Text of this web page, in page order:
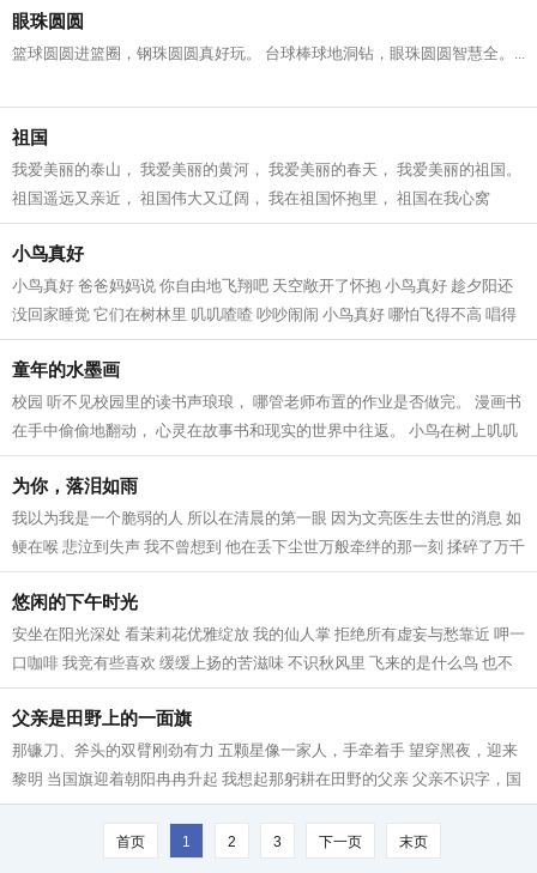
眼珠圆圆
篮球圆圆进篮圈，钢珠圆圆真好玩。 台球棒球地洞钻，眼珠圆圆智慧全。...
祖国
我爱美丽的泰山， 我爱美丽的黄河， 我爱美丽的春天， 我爱美丽的祖国。
祖国遥远又亲近， 祖国伟大又辽阔， 我在祖国怀抱里， 祖国在我心窝
窝。...
小鸟真好
小鸟真好 爸爸妈妈说 你自由地飞翔吧 天空敞开了怀抱 小鸟真好 趁夕阳还
没回家睡觉 它们在树林里 叽叽喳喳 吵吵闹闹 小鸟真好 哪怕飞得不高 唱得
不好 老师也不急 妈妈也不恼...
童年的水墨画
校园 听不见校园里的读书声琅琅， 哪管老师布置的作业是否做完。 漫画书
在手中偷偷地翻动， 心灵在故事书和现实的世界中往返。 小鸟在树上叽叽
喳喳地叫， 也想去操场上奔跑和海...
为你，落泪如雨
我以为我是一个脆弱的人 所以在清晨的第一眼 因为文亮医生去世的消息 如
鲠在喉 悲泣到失声 我不曾想到 他在丢下尘世万般牵绊的那一刻 揉碎了万千
人的心 没有一条善良的血脉不疼...
悠闲的下午时光
安坐在阳光深处 看茉莉花优雅绽放 我的仙人掌 拒绝所有虚妄与愁靠近 呷一
口咖啡 我竞有些喜欢 缓缓上扬的苦滋味 不识秋风里 飞来的是什么鸟 也不
知为何 停驻在我的窗沿 对着我不...
父亲是田野上的一面旗
那镰刀、斧头的双臂刚劲有力 五颗星像一家人，手牵着手 望穿黑夜，迎来
黎明 当国旗迎着朝阳冉冉升起 我想起那躬耕在田野的父亲 父亲不识字，国
歌也唱不好 这并不妨碍他“起来”...
首页 1 2 3 下一页 末页